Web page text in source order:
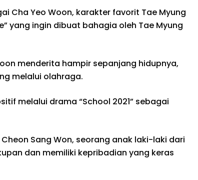
Cha Yeo Woon, karakter favorit Tae Myung
yang ingin dibuat bahagia oleh Tae Myung
menderita hampir sepanjang hidupnya,
melalui olahraga.
melalui drama “School 2021” sebagai
Sang Won, seorang anak laki-laki dari
dan memiliki kepribadian yang keras